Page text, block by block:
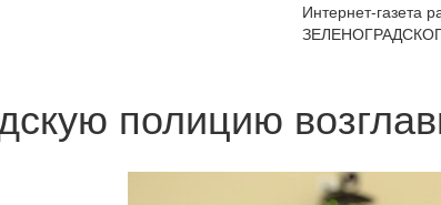
Интернет-газета
полицию